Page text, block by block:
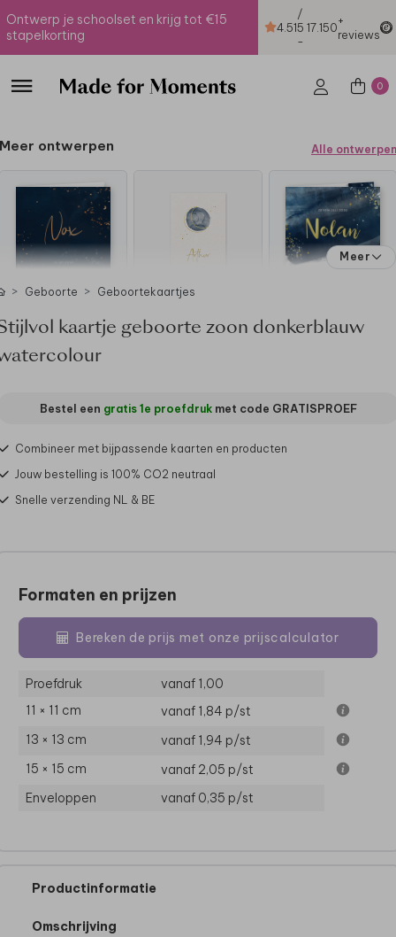
Ontwerp je schoolset en krijg tot €15
stapelkorting
4.51
/
5
-
17.150+
reviews
0
Meer ontwerpen Alle ontwerpen
Meer
Geboorte Geboortekaartjes
kaartje geboorte zoon donkerblauw
Bestel een gratis 1e proefdrukmet code GRATISPROEF
Combineer met bijpassende kaarten en producten
Jouw bestelling is 100% CO2 neutraal
Snelle verzending NL & BE
Formaten en prijzen
Bereken de prijs met onze prijscalculator
Proefdruk
vanaf 1,00
11 × 11 cm
vanaf 1,84 p/st
13 × 13 cm
vanaf 1,94 p/st
15 × 15 cm
vanaf 2,05 p/st
Enveloppen
vanaf 0,35 p/st
Productinformatie
Omschrijving